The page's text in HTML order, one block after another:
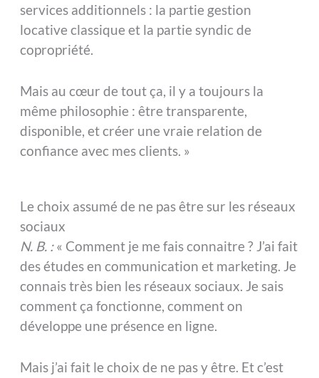
services additionnels : la partie gestion
locative classique et la partie syndic de
copropriété.
Mais au cœur de tout ça, il y a toujours la
même philosophie : être transparente,
disponible, et créer une vraie relation de
confiance avec mes clients. »
Le choix assumé de ne pas être sur les réseaux
sociaux
N. B. :« Comment je me fais connaitre ? J’ai fait
des études en communication et marketing. Je
connais très bien les réseaux sociaux. Je sais
comment ça fonctionne, comment on
développe une présence en ligne.
Mais j’ai fait le choix de ne pas y être. Et c’est